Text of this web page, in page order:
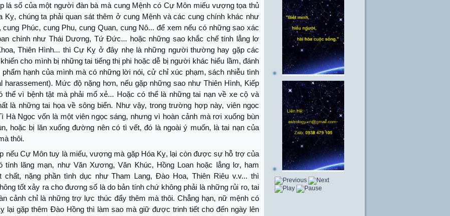
lá số của một người đàn bà mà cung Mệnh có Cự Môn miếu vượng tọa thủ
Kỵ, chúng ta phải quan sát thêm ở cung Mệnh và các cung chính khác như
cung Phúc, cung Phu, cung Quan, cung Nô... để xem nếu có những sao xác
chính như Thái Dương, Tứ Đức... hoặc những sao khắc chế tính lẳng lơ
Thiên Hình... thì Cự Kỵ ở đây nhẹ là những người thường hay gặp các
cho mình bị những tai tiếng thị phi hoặc dễ bị người khác hiểu lầm, đánh
phẩm hạnh của mình mà có những lời nói, cử chỉ xúc phạm, sách nhiễu tình
harassement). Mức độ nặng hơn, nếu gặp những sao như Thiên Hình, Kiếp
thể vì bệnh tật mà phải mổ xẻ... Hoặc có thể là những tai nạn về xe cộ và
là những tai họa về sông biển. Như vậy, trong trường hợp này, viên ngọc
Hà Ngọc vốn là một viên ngọc sáng, nhưng vì hoàn cảnh mà rơi xuống bùn
hoặc bị lăn xuống đường nên có tì vết, đó là ngoài ý muốn, là tai nạn của
thôi.
nếu Cự Môn tuy là miếu, vượng mà gặp Hóa Kỵ, lại còn được sự hỗ trợ của
tính lãng mạn, như Văn Xương, Văn Khúc, Hồng Loan hoặc lẳng lơ, ham
chất, nặng phần tình dục như Tham Lang, Đào Hoa, Thiên Riêu v.v... thì
tốt xảy ra cho đương số là do bản tính chứ không phải là những rủi ro, tai
cảnh chỉ là những trợ lực thúc đẩy thêm mà thôi. Chẳng hạn, nữ mệnh có
lại gặp thêm Đào Hồng thì làm sao mà giữ được trinh tiết cho đến ngày lên